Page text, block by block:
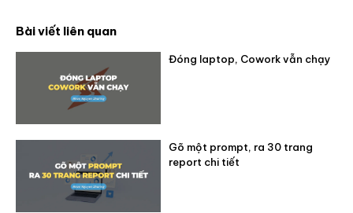
Bài viết liên quan
Đóng laptop, Cowork vẫn chạy
Gõ một prompt, ra 30 trang
report chi tiết